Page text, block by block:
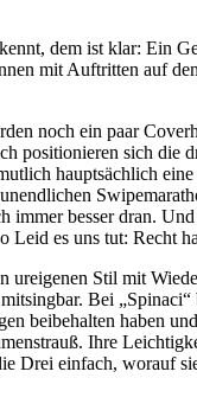
dem ist klar: Ein
mit Auftritten auf
noch ein paar
positionieren sich die
hauptsächlich
besser dran.
Leid es uns tut: Recht
ureigenen Stil mit
Bei „Spinaci“
beibehalten haben
Ihre
Drei einfach, worauf